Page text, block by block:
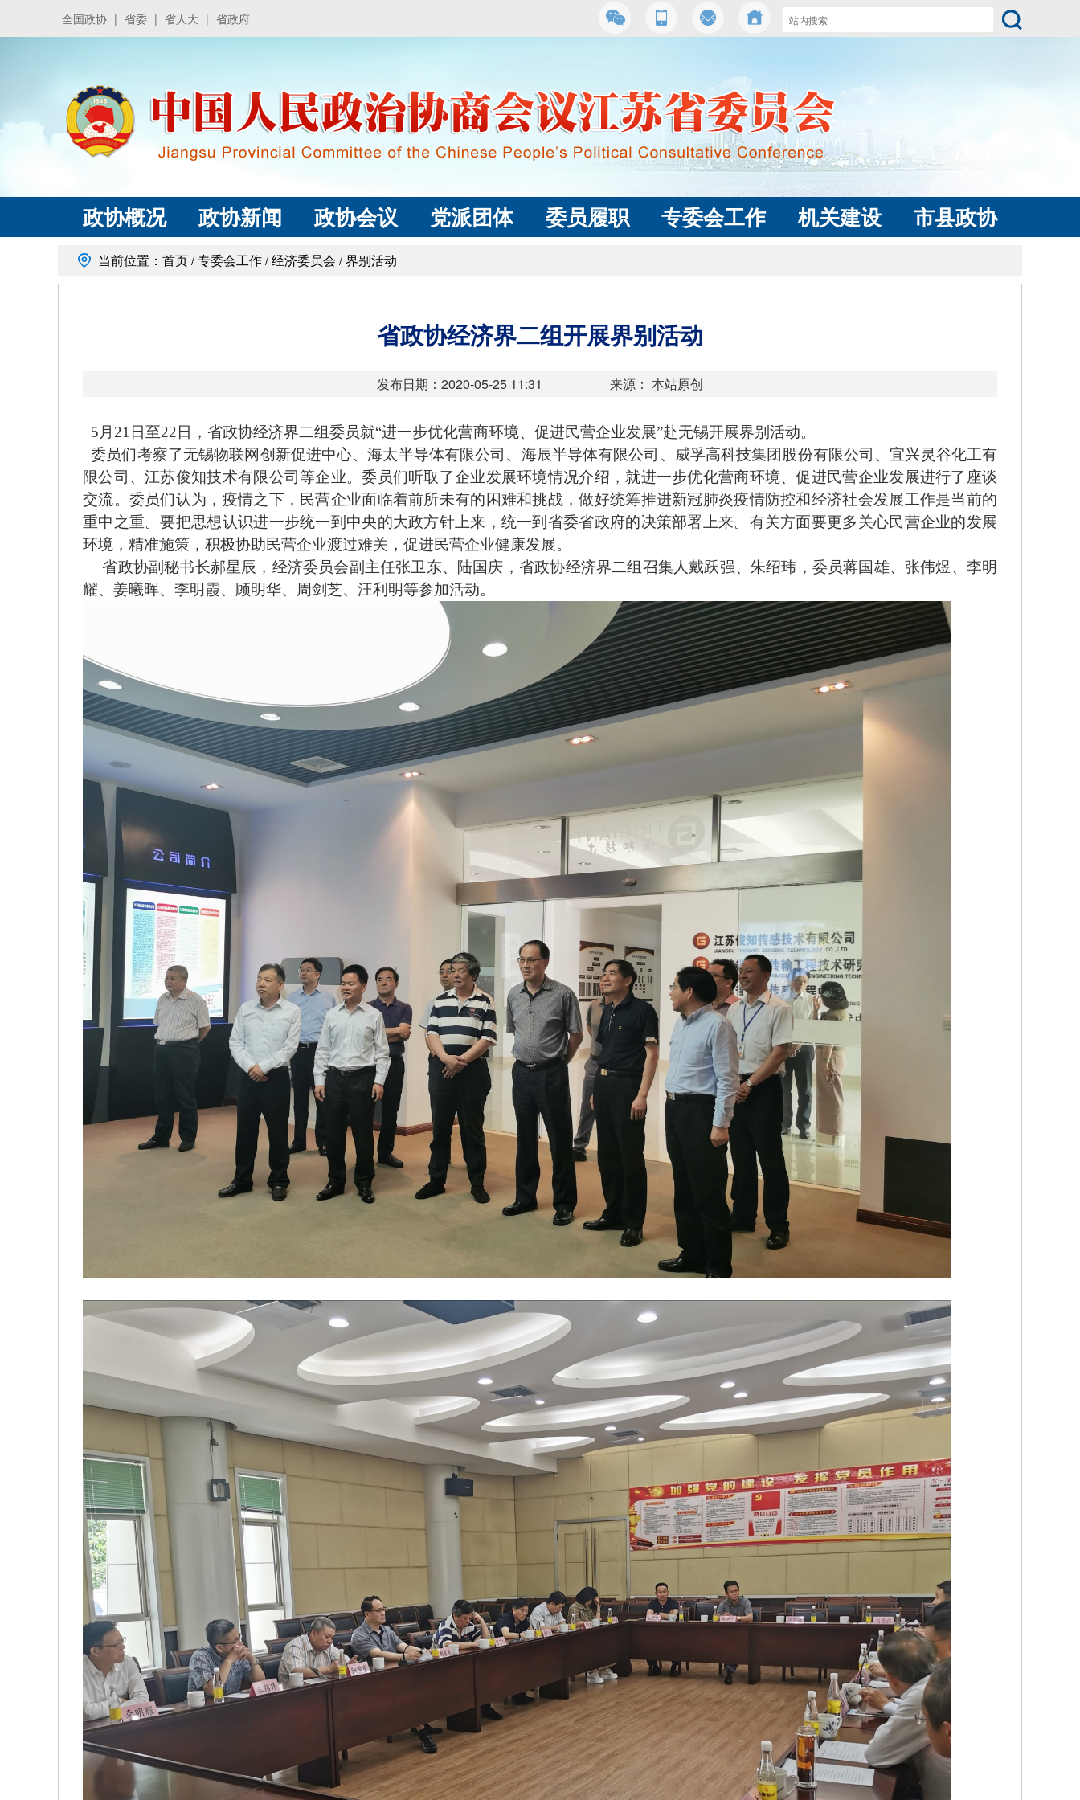
全国政协 | 省委 | 省人大 | 省政府
政协概况 政协新闻 政协会议 党派团体 委员履职 专委会工作 机关建设 市县政协
当前位置： 首页/专委会工作/经济委员会 /界别活动
省政协经济界二组开展界别活动
发布日期：2020-05-25 11:31 来源： 本站原创
5月21日至22日，省政协经济界二组委员就“进一步优化营商环境、促进民营企业发展”赴无锡开展界别活动。
委员们考察了无锡物联网创新促进中心、海太半导体有限公司、海辰半导体有限公司、威孚高科技集团股份有限公司、宜兴灵谷化工有
限公司、江苏俊知技术有限公司等企业。委员们听取了企业发展环境情况介绍，就进一步优化营商环境、促进民营企业发展进行了座谈
交流。委员们认为，疫情之下，民营企业面临着前所未有的困难和挑战，做好统筹推进新冠肺炎疫情防控和经济社会发展工作是当前的
重中之重。要把思想认识进一步统一到中央的大政方针上来，统一到省委省政府的决策部署上来。有关方面要更多关心民营企业的发展
环境，精准施策，积极协助民营企业渡过难关，促进民营企业健康发展。
省政协副秘书长郝星辰，经济委员会副主任张卫东、陆国庆，省政协经济界二组召集人戴跃强、朱绍玮，委员蒋国雄、张伟煜、李明
耀、姜曦晖、李明霞、顾明华、周剑芝、汪利明等参加活动。